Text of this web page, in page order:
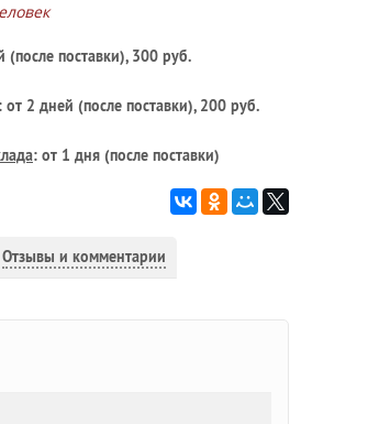
поставки), 300 руб.
: от 2 дней (после поставки), 200 руб.
: от 1 дня (после поставки)
Отзывы и комментарии